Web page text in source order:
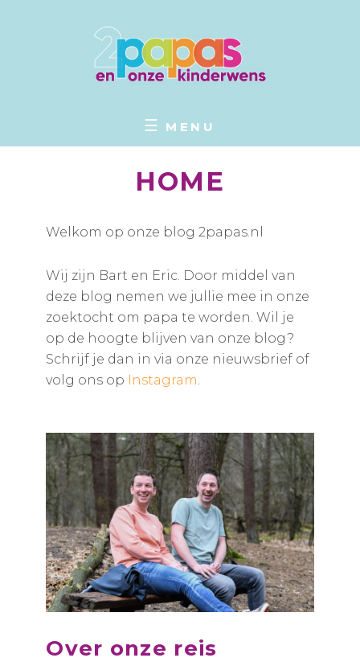
MENU
HOME
Welkom op onze blog 2papas.nl
Wij zijn Bart en Eric. Door middel van
deze blog nemen we jullie mee in onze
zoektocht om papa te worden. Wil je
op de hoogte blijven van onze blog?
Schrijf je dan in via onze nieuwsbrief of
volg ons op
Instagram.
Over onze reis